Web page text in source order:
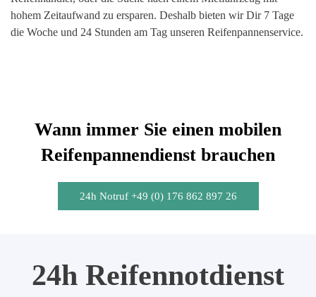
hohem Zeitaufwand zu ersparen. Deshalb bieten wir Dir 7 Tage
die Woche und 24 Stunden am Tag unseren Reifenpannenservice.
Wann immer Sie einen mobilen
Reifenpannendienst brauchen
24h Notruf +49 (0) 176 862 897 26
24h Reifennotdienst